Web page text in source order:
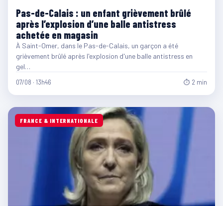
Pas-de-Calais : un enfant grièvement brûlé
après l’explosion d’une balle antistress
achetée en magasin
À Saint-Omer, dans le Pas-de-Calais, un garçon a été
grièvement brûlé après l'explosion d'une balle antistress en
gel…
07/08 · 13h46 ⏱ 2 min
FRANCE & INTERNATIONALE